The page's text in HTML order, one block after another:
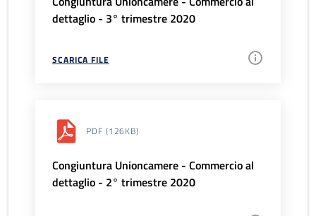
dettaglio - 3° trimestre 2020
SCARICA FILE
PDF (126KB)
Congiuntura Unioncamere - Commercio al
dettaglio - 2° trimestre 2020